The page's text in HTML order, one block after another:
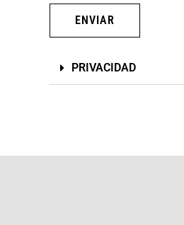
ENVIAR
PRIVACIDAD